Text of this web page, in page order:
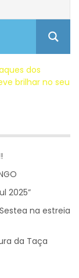
dos
brilhar no seu
2025”
na estreia
da Taça